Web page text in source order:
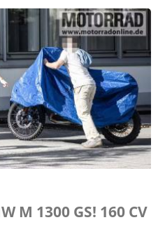
M 1300 GS! 160 CV